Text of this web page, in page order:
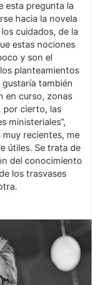
esta pregunta la
hacia la novela
cuidados, de la
estas nociones
y son el
planteamientos
también
en curso, zonas
por cierto, las
ministeriales”,
recientes, me
útiles. Se trata de
del conocimiento
los trasvases